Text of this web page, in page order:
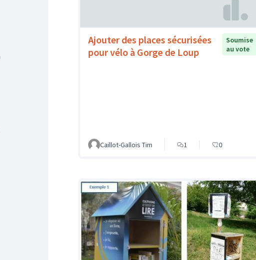
Ajouter des places sécurisées
pour vélo à Gorge de Loup
Soumise
au vote
Caillot-Gallois Tim 1 0